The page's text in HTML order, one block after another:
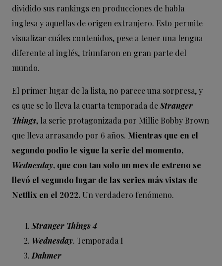
dividido sus rankings en producciones de habla
inglesa y aquellas de origen extranjero. Esto permite
visualizar cuáles contenidos, pese a tener una lengua
diferente al inglés, triunfaron en gran parte del
mundo.
El primer lugar de la lista, no parece una sorpresa, y
es que se lo lleva la cuarta temporada deStranger
Things, la serie protagonizada por Millie Bobby Brown
que lleva arrasando por 6 años. Mientras que en el
segundo podio le sigue la serie del momento,
Wednesday, que con tan solo un mes de estreno se
llevó el segundo lugar de las series más vistas de
Netflix en el 2022. Un verdadero fenómeno.
Stranger Things 4
Wednesday. Temporada 1
Dahmer